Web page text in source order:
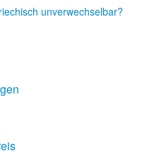
unverwechselbar?